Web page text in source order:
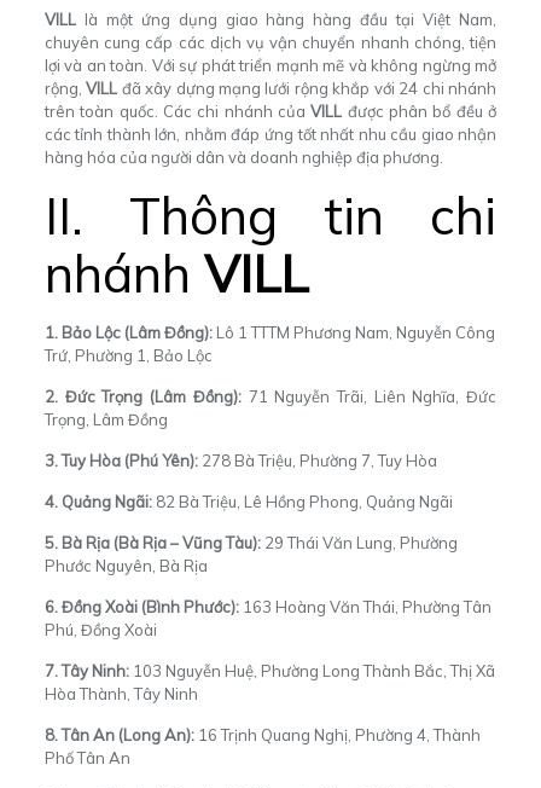
VILLlà một ứng dụng giao hàng hàng đầu tại Việt Nam,
chuyên cung cấp các dịch vụ vận chuyển nhanh chóng, tiện
lợi và an toàn. Với sự phát triển mạnh mẽ và không ngừng mở
rộng,VILL đã xây dựng mạng lưới rộng khắp với 24 chi nhánh
trên toàn quốc. Các chi nhánh củaVILL được phân bổ đều ở
các tỉnh thành lớn, nhằm đáp ứng tốt nhất nhu cầu giao nhận
hàng hóa của người dân và doanh nghiệp địa phương.
II. Thông tin chi
nhánh VILL
1. Bảo Lộc (Lâm Đồng): Lô 1 TTTM Phương Nam, Nguyễn Công
Trứ, Phường 1, Bảo Lộc
2. Đức Trọng (Lâm Đồng):71 Nguyễn Trãi, Liên Nghĩa, Đức
Trọng, Lâm Đồng
3. Tuy Hòa (Phú Yên): 278 Bà Triệu, Phường 7, Tuy Hòa
4. Quảng Ngãi: 82 Bà Triệu, Lê Hồng Phong, Quảng Ngãi
5. Bà Rịa (Bà Rịa – Vũng Tàu): 29 Thái Văn Lung, Phường
Phước Nguyên, Bà Rịa
6. Đồng Xoài (Bình Phước): 163 Hoàng Văn Thái, Phường Tân
Phú, Đồng Xoài
7. Tây Ninh: 103 Nguyễn Huệ, Phường Long Thành Bắc, Thị Xã
Hòa Thành, Tây Ninh
8. Tân An (Long An):16 Trịnh Quang Nghị, Phường 4, Thành
Phố Tân An